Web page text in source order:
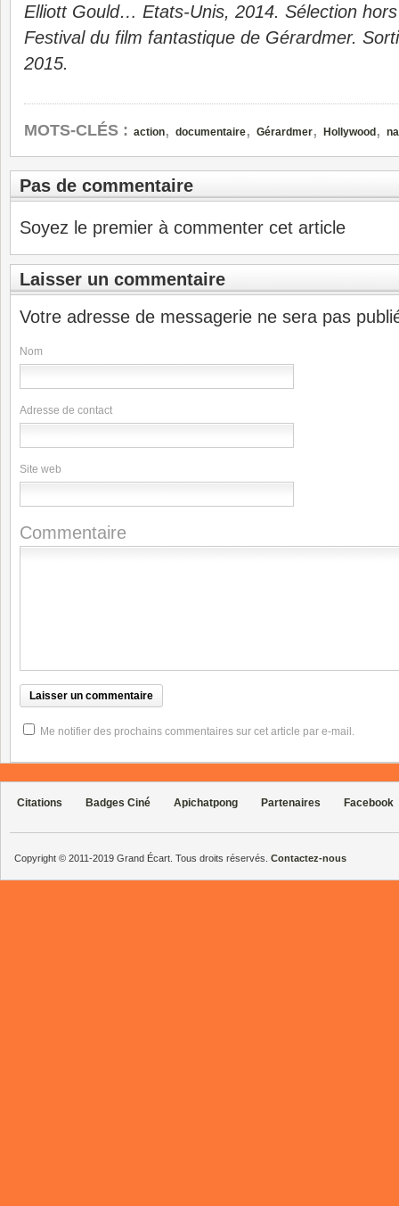
Elliott Gould… Etats-Unis, 2014. Sélection
Festival du film fantastique de Gérardmer.
2015.
MOTS-CLÉS : action, documentaire, Gérardmer, Hollywood ,
Pas de commentaire
Soyez le premier à commenter cet article
Laisser un commentaire
Votre adresse de messagerie ne sera pas
Nom
Adresse de contact
Site web
Commentaire
Me notifier des prochains commentaires sur cet article par e-mail.
Citations Badges Ciné Apichatpong Partenaires Facebook
Copyright © 2011-2019 Grand Écart. Tous droits réservés. Contactez-nous